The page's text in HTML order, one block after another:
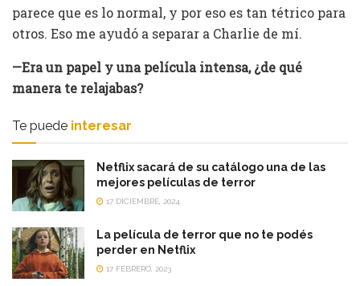
parece que es lo normal, y por eso es tan tétrico para
otros. Eso me ayudó a separar a Charlie de mí.
—Era un papel y una película intensa, ¿de qué
manera te relajabas?
Te puede interesar
Netflix sacará de su catálogo una de las
mejores películas de terror
17 DICIEMBRE, 2024
La película de terror que no te podés
perder en Netflix
17 FEBRERO, 2023